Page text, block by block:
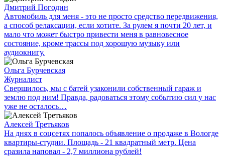
Дмитрий Погодин
Автомобиль для меня - это не просто средство передвижения,
а способ релаксации, если хотите. За рулем я почти 20 лет, и
мало что может быстро привести меня в равновесное
состояние, кроме трассы под хорошую музыку или
аудиокнигу.
Ольга Бурчевская
Журналист
Свершилось, мы с батей узаконили собственный гараж и
землю под ним! Правда, радоваться этому событию сил у нас
уже не осталось…
Алексей Третьяков
На днях в соцсетях попалось объявление о продаже в Вологде
квартиры-студии. Площадь - 21 квадратный метр. Цена
сразила наповал - 2,7 миллиона рублей!